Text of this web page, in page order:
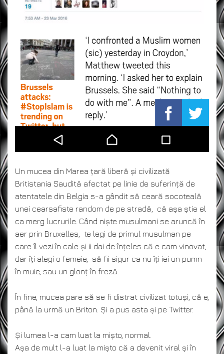
Un mucea din Marea țară liberă și civilizată
Britistania Saudită afectat pe linie de suferință de
atentatele din Belgia s-a gândit să ceară socoteală
unei cearsafiste random de pe stradă, că așa știe el
ca merg lucrurile. Când niște musulmani se aruncă în
aer prin Bruxelles, te legi de primul musulman pe
care îl vezi în cale și ii dai de înțeles că e cam vinovat,
dar îți alegi o femeie, să fii sigur ca nu îți iei un pumn
în muie, sau un glonț în freză.
În fine, mucea pare să se fi distrat civilizat totuși, că e,
până la urmă un Briton. Și a pus asta și pe Twitter.
Și lumea l-a cam luat la mișto, normal.
Așa de mult l-a luat la mișto că a devenit viral și în